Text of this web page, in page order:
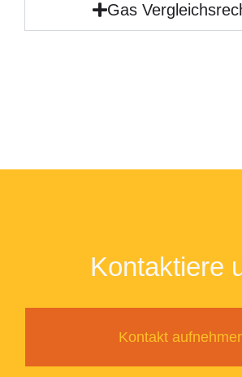
Gas
Kontaktiere
Kontakt